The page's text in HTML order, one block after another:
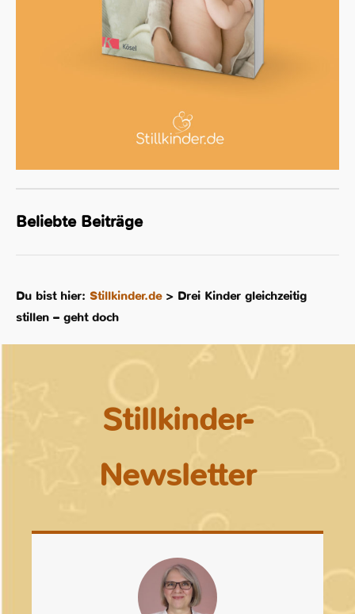
Beliebte Beiträge
Du bist hier: Stillkinder.de> Drei Kinder gleichzeitig
stillen – geht doch
Stillkinder-
Newsletter